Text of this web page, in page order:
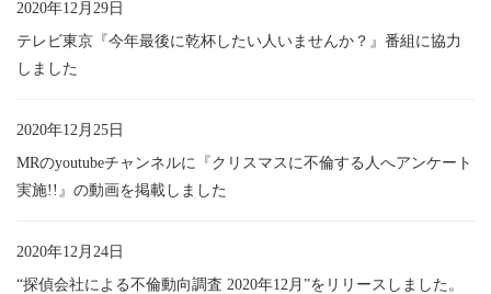
2020年12月29日
テレビ東京『今年最後に乾杯したい人いませんか？』番組に協力
しました
2020年12月25日
MRのyoutubeチャンネルに『クリスマスに不倫する人へアンケート
実施!!』の動画を掲載しました
2020年12月24日
“探偵会社による不倫動向調査 2020年12月”をリリースしました。